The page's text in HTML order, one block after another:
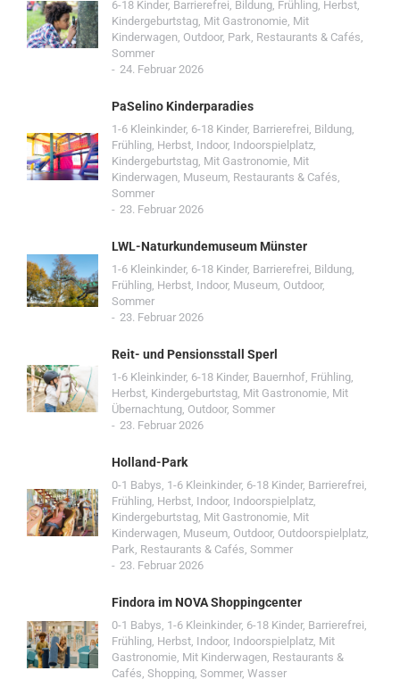
6-18 Kinder, Barrierefrei, Bildung, Frühling, Herbst,
Kindergeburtstag, Mit Gastronomie, Mit
Kinderwagen, Outdoor, Park, Restaurants & Cafés,
Sommer
24. Februar 2026
PaSelino Kinderparadies
1-6 Kleinkinder, 6-18 Kinder, Barrierefrei, Bildung,
Frühling, Herbst, Indoor, Indoorspielplatz,
Kindergeburtstag, Mit Gastronomie, Mit
Kinderwagen, Museum, Restaurants & Cafés,
Sommer
23. Februar 2026
LWL-Naturkundemuseum Münster
1-6 Kleinkinder, 6-18 Kinder, Barrierefrei, Bildung,
Frühling, Herbst, Indoor, Museum, Outdoor,
Sommer
23. Februar 2026
Reit- und Pensionsstall Sperl
1-6 Kleinkinder, 6-18 Kinder, Bauernhof, Frühling,
Herbst, Kindergeburtstag, Mit Gastronomie, Mit
Übernachtung, Outdoor, Sommer
23. Februar 2026
Holland-Park
0-1 Babys, 1-6 Kleinkinder, 6-18 Kinder, Barrierefrei,
Frühling, Herbst, Indoor, Indoorspielplatz,
Kindergeburtstag, Mit Gastronomie, Mit
Kinderwagen, Museum, Outdoor, Outdoorspielplatz,
Park, Restaurants & Cafés, Sommer
23. Februar 2026
Findora im NOVA Shoppingcenter
0-1 Babys, 1-6 Kleinkinder, 6-18 Kinder, Barrierefrei,
Frühling, Herbst, Indoor, Indoorspielplatz, Mit
Gastronomie, Mit Kinderwagen, Restaurants &
Cafés, Shopping, Sommer, Wasser